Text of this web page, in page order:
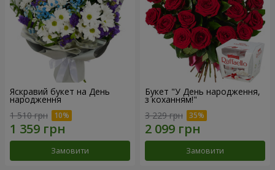
Яскравий букет на День
народження
1 510 грн
Замовити
Букет "У День народження,
з коханням!"
3 229 грн
Замовити